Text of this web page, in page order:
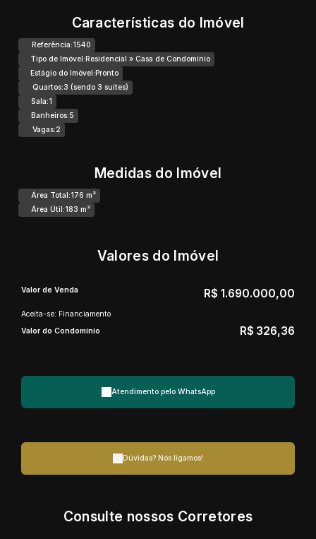
Características do Imóvel
Referência:1540
Tipo de Imóvel:Residencial » Casa de Condomínio
Estágio do Imóvel:Pronto
Quartos:3 (sendo 3 suítes)
Sala:1
Banheiros:5
Vagas:2
Medidas do Imóvel
Área Total:176 m²
Área Útil:183 m²
Valores do Imóvel
R$ 1.690.000,00
Valor de Venda
Aceita-se: Financiamento
Valor do Condominio
R$ 326,36
Atendimento pelo WhatsApp
Dúvidas? Nós ligamos!
Consulte nossos Corretores